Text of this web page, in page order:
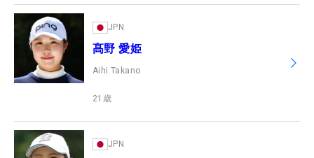
JPN
髙野 愛姫
Aihi Takano
21 歳
JPN